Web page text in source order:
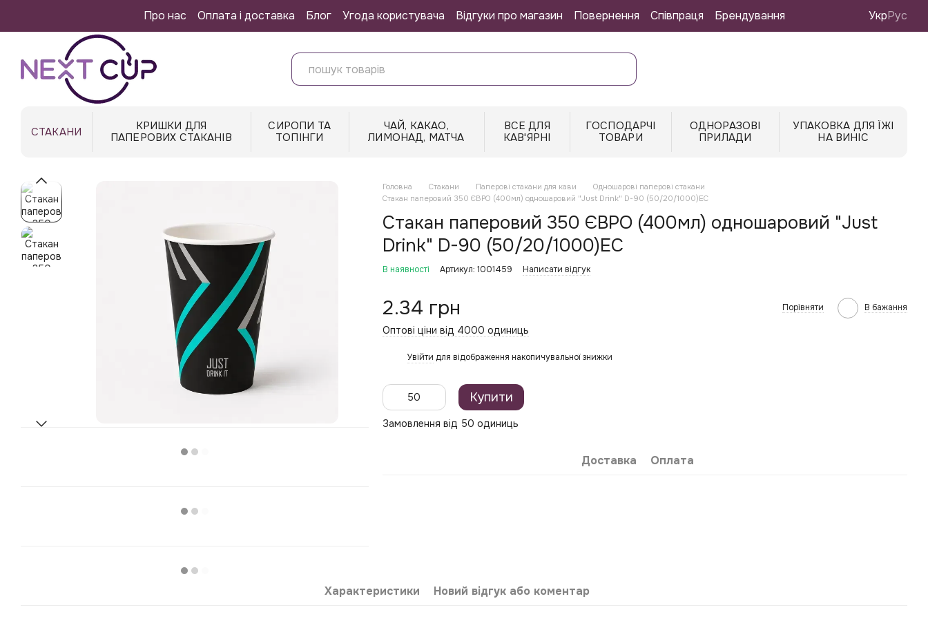
Перейти до основного контентуПро нас Оплата і доставка Блог Угода користувача Відгуки про магазин Повернення Співпраця Брендування УкрРус
СТАКАНИ
КРИШКИ ДЛЯ
ПАПЕРОВИХ СТАКАНІВ
СИРОПИ ТА
ТОПІНГИ
ЧАЙ, КАКАО,
ЛИМОНАД, МАТЧА
ВСЕ ДЛЯ
КАВ'ЯРНІ
ГОСПОДАРЧІ
ТОВАРИ
ОДНОРАЗОВІ
ПРИЛАДИ
УПАКОВКА ДЛЯ ЇЖІ
НА ВИНІС
Головна Стакани Паперові стакани для кави
Одношарові паперові стакани
Cтакан паперовий 350 ЄВРО (400мл) одношаровий "Just Drink" D-90 (50/20/1000)EC
Cтакан паперовий 350 ЄВРО (400мл) одношаровий "Just
Drink" D-90 (50/20/1000)EC
В наявності Артикул: 1001459 Написати відгук
2.34 грн Порівняти В бажання
Оптові ціни від 4000 одиниць
Увійти для відображення накопичувальної знижки
Купити
Замовлення від 50 одиниць
Доставка Оплата
Характеристики Новий відгук або коментар